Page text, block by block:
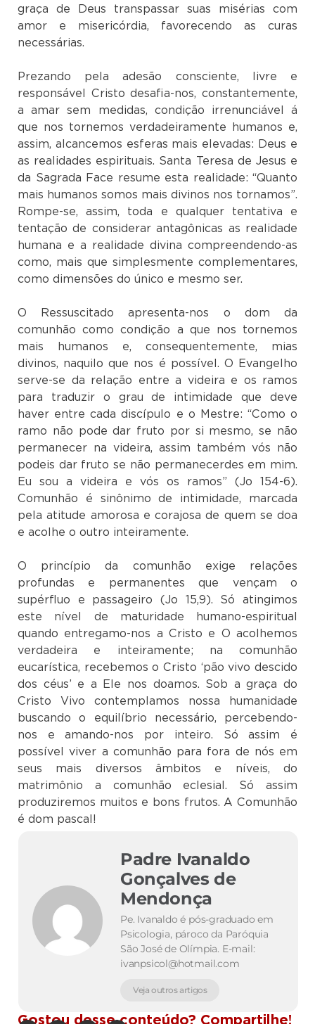
graça de Deus transpassar suas misérias com
amor e misericórdia, favorecendo as curas
necessárias.
Prezando pela adesão consciente, livre e
responsável Cristo desafia-nos, constantemente,
a amar sem medidas, condição irrenunciável á
que nos tornemos verdadeiramente humanos e,
assim, alcancemos esferas mais elevadas: Deus e
as realidades espirituais. Santa Teresa de Jesus e
da Sagrada Face resume esta realidade: “Quanto
mais humanos somos mais divinos nos tornamos”.
Rompe-se, assim, toda e qualquer tentativa e
tentação de considerar antagônicas as realidade
humana e a realidade divina compreendendo-as
como, mais que simplesmente complementares,
como dimensões do único e mesmo ser.
O Ressuscitado apresenta-nos o dom da
comunhão como condição a que nos tornemos
mais humanos e, consequentemente, mias
divinos, naquilo que nos é possível. O Evangelho
serve-se da relação entre a videira e os ramos
para traduzir o grau de intimidade que deve
haver entre cada discípulo e o Mestre: “Como o
ramo não pode dar fruto por si mesmo, se não
permanecer na videira, assim também vós não
podeis dar fruto se não permanecerdes em mim.
Eu sou a videira e vós os ramos” (Jo 154-6).
Comunhão é sinônimo de intimidade, marcada
pela atitude amorosa e corajosa de quem se doa
e acolhe o outro inteiramente.
O princípio da comunhão exige relações
profundas e permanentes que vençam o
supérfluo e passageiro (Jo 15,9). Só atingimos
este nível de maturidade humano-espiritual
quando entregamo-nos a Cristo e O acolhemos
verdadeira e inteiramente; na comunhão
eucarística, recebemos o Cristo ‘pão vivo descido
dos céus’ e a Ele nos doamos. Sob a graça do
Cristo Vivo contemplamos nossa humanidade
buscando o equilíbrio necessário, percebendo-
nos e amando-nos por inteiro. Só assim é
possível viver a comunhão para fora de nós em
seus mais diversos âmbitos e níveis, do
matrimônio a comunhão eclesial. Só assim
produziremos muitos e bons frutos. A Comunhão
é dom pascal!
Padre Ivanaldo
Gonçalves de
Mendonça
Pe. Ivanaldo é pós-graduado em
Psicologia, pároco da Paróquia
São José de Olímpia. E-mail:
ivanpsicol@hotmail.com
Veja outros artigos
Gostou desse conteúdo? Compartilhe!